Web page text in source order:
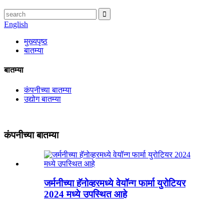
English
मुख्यपृष्ठ
बातम्या
बातम्या
कंपनीच्या बातम्या
उद्योग बातम्या
कंपनीच्या बातम्या
जर्मनीच्या हॅनोव्हरमध्ये वेयॉन्ग फार्मा युरोटियर
2024 मध्ये उपस्थित आहे